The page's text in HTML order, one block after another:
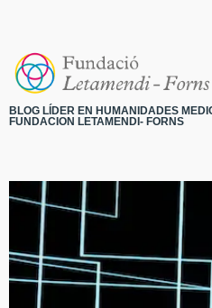
BLOG LÍDER EN HUMANIDADES
FUNDACION LETAMENDI- FORNS